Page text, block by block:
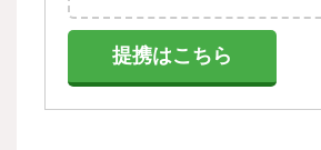
提携はこちら